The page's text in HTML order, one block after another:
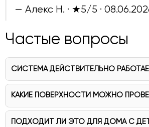
— Алекс Н. · ★5/5 ·
Частые вопросы
СИСТЕМА ДЕЙСТВИТЕЛЬНО
КАКИЕ ПОВЕРХНОСТИ МОЖНО
ПОДХОДИТ ЛИ ЭТО ДЛЯ ДОМА С